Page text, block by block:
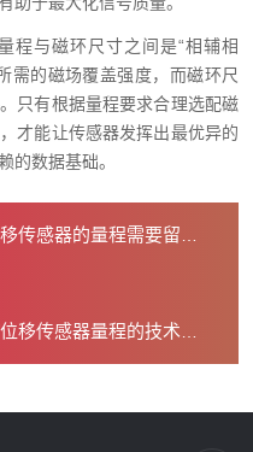
程与磁环尺寸之间是“相辅相
需的磁场覆盖强度，而磁环尺
只有根据量程要求合理选配磁
才能让传感器发挥出最优异的
的数据基础。
器的量程需要留有余地？
传感器量程的技术参数？